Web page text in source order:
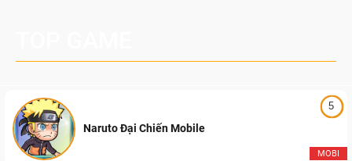
5
MOBI
Naruto Đại Chiến Mobile